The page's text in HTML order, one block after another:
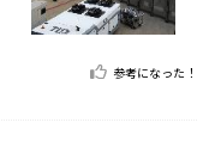
参考になった！